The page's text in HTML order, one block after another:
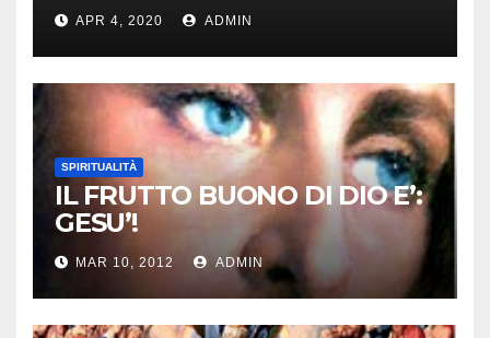
APR 4, 2020 ADMIN
SPIRITUALITÀ
IL FRUTTO BUONO DI DIO E’:
GESU’!
MAR 10, 2012 ADMIN